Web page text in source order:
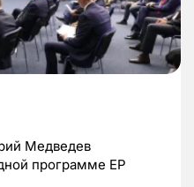
Медведев
программе ЕР